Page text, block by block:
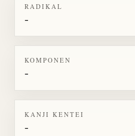
RADIKAL
-
KOMPONEN
-
KANJI KENTEI
-